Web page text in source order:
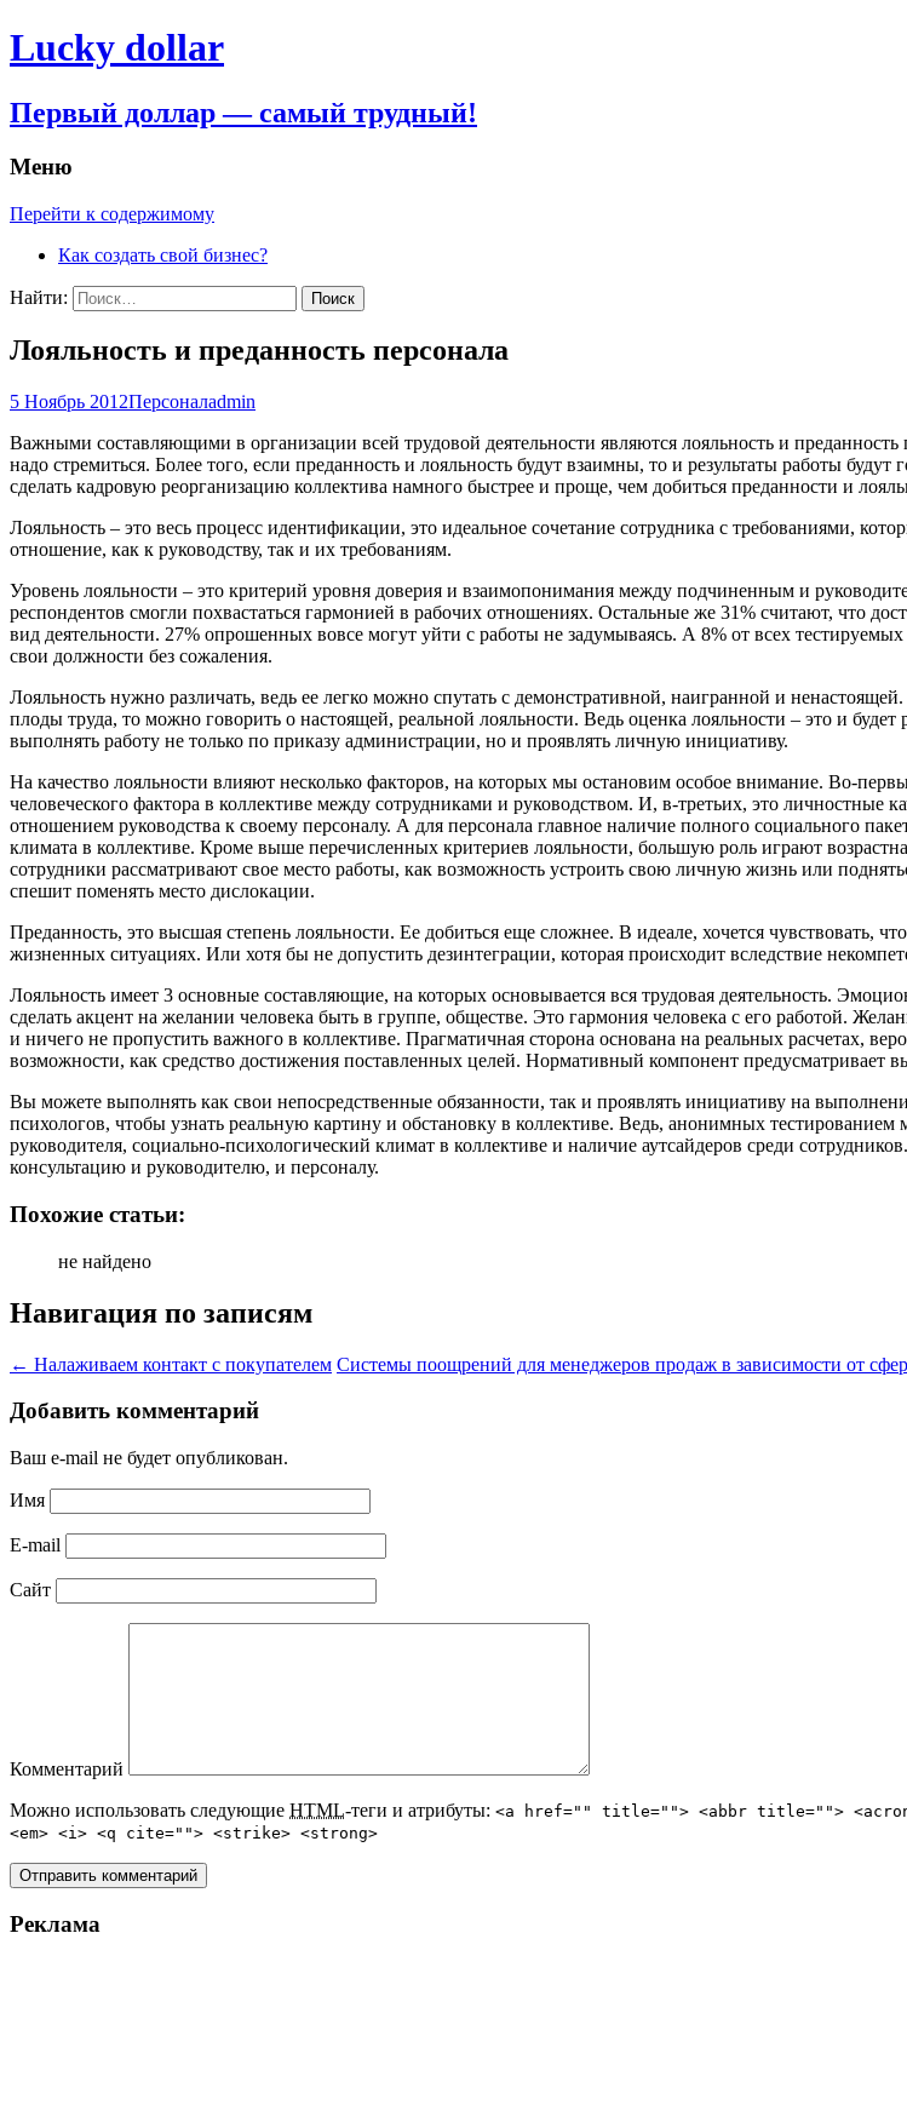
Lucky dollar
Первый доллар — самый трудный!
Меню
Перейти к содержимому
Как создать свой бизнес?
Найти:
Лояльность и преданность персонала
5 Ноябрь 2012Персоналadmin
Важными составляющими в организации всей трудовой деятельности являются лояльность и преданность
надо стремиться. Более того, если преданность и лояльность будут взаимны, то и результаты работы
сделать кадровую реорганизацию коллектива намного быстрее и проще, чем добиться преданности и
Лояльность – это весь процесс идентификации, это идеальное сочетание сотрудника с требованиями,
отношение, как к руководству, так и их требованиям.
Уровень лояльности – это критерий уровня доверия и взаимопонимания между подчиненным и
респондентов смогли похвастаться гармонией в рабочих отношениях. Остальные же 31% считают, что
вид деятельности. 27% опрошенных вовсе могут уйти с работы не задумываясь. А 8% от всех
свои должности без сожаления.
Лояльность нужно различать, ведь ее легко можно спутать с демонстративной, наигранной и
плоды труда, то можно говорить о настоящей, реальной лояльности. Ведь оценка лояльности – это и
выполнять работу не только по приказу администрации, но и проявлять личную инициативу.
На качество лояльности влияют несколько факторов, на которых мы остановим особое внимание. Во-
человеческого фактора в коллективе между сотрудниками и руководством. И, в-третьих, это личностные
отношением руководства к своему персоналу. А для персонала главное наличие полного социального
климата в коллективе. Кроме выше перечисленных критериев лояльности, большую роль играют
сотрудники рассматривают свое место работы, как возможность устроить свою личную жизнь или
спешит поменять место дислокации.
Преданность, это высшая степень лояльности. Ее добиться еще сложнее. В идеале, хочется
жизненных ситуациях. Или хотя бы не допустить дезинтеграции, которая происходит вследствие
Лояльность имеет 3 основные составляющие, на которых основывается вся трудовая деятельность.
сделать акцент на желании человека быть в группе, обществе. Это гармония человека с его работой.
и ничего не пропустить важного в коллективе. Прагматичная сторона основана на реальных расчетах,
возможности, как средство достижения поставленных целей. Нормативный компонент предусматривает
Вы можете выполнять как свои непосредственные обязанности, так и проявлять инициативу на
психологов, чтобы узнать реальную картину и обстановку в коллективе. Ведь, анонимных
руководителя, социально-психологический климат в коллективе и наличие аутсайдеров среди
консультацию и руководителю, и персоналу.
Похожие статьи:
не найдено
Навигация по записям
← Налаживаем контакт с покупателем Системы поощрений для менеджеров продаж в зависимости от
Добавить комментарий
Ваш e-mail не будет опубликован.
Имя
E-mail
Сайт
Комментарий
Можно использовать следующие HTML-теги и атрибуты: <a href="" title=""> <abbr title="">
<em> <i> <q cite=""> <strike> <strong>
Реклама